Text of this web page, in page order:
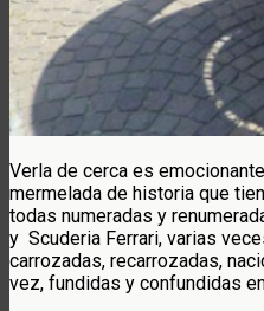
Verla de cerca es
mermelada de historia que
todas numeradas y
y Scuderia Ferrari, varias
carrozadas, recarrozadas,
vez, fundidas y confundidas